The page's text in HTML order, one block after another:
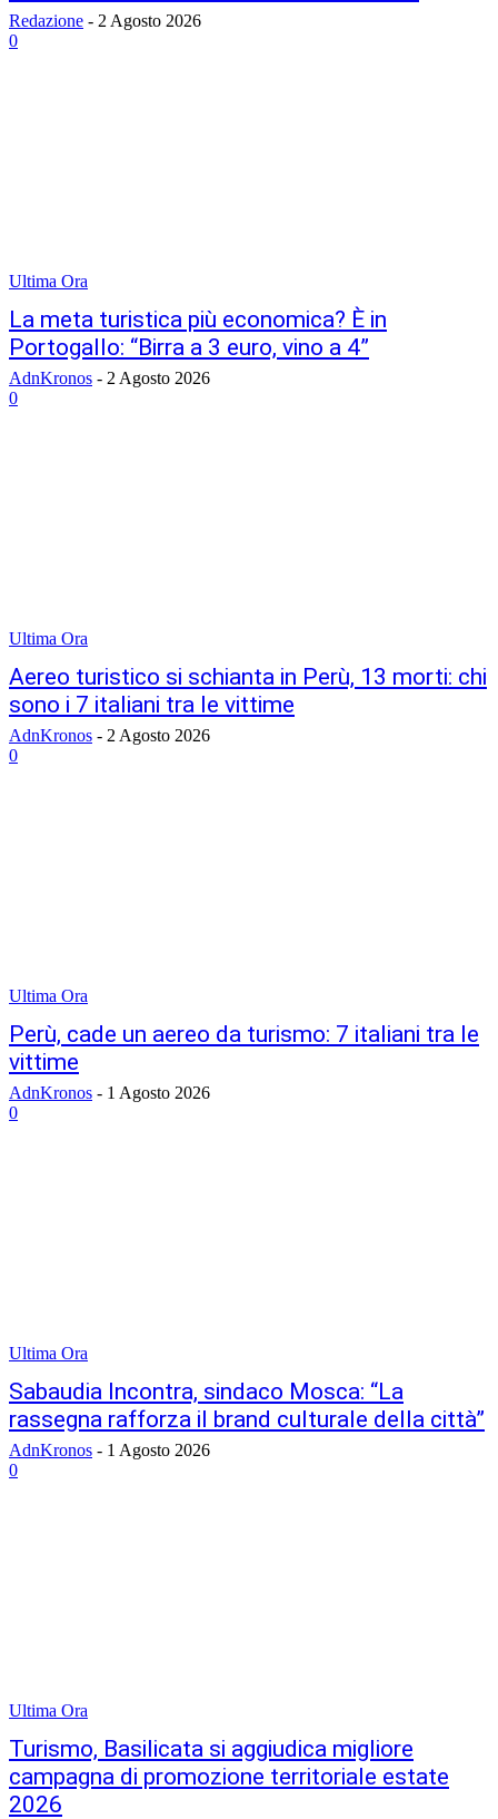
Redazione - 2 Agosto 2026
0
Ultima Ora
La meta turistica più economica? È in
Portogallo: “Birra a 3 euro, vino a 4”
AdnKronos - 2 Agosto 2026
0
Ultima Ora
Aereo turistico si schianta in Perù, 13 morti: chi
sono i 7 italiani tra le vittime
AdnKronos - 2 Agosto 2026
0
Ultima Ora
Perù, cade un aereo da turismo: 7 italiani tra le
vittime
AdnKronos - 1 Agosto 2026
0
Ultima Ora
Sabaudia Incontra, sindaco Mosca: “La
rassegna rafforza il brand culturale della città”
AdnKronos - 1 Agosto 2026
0
Ultima Ora
Turismo, Basilicata si aggiudica migliore
campagna di promozione territoriale estate
2026